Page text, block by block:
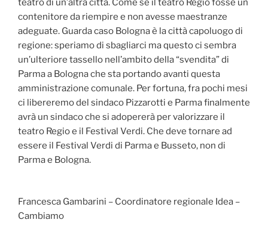
contenitore da riempire e non avesse maestranze
adeguate. Guarda caso Bologna è la città capoluogo di
regione: speriamo di sbagliarci ma questo ci sembra
un’ulteriore tassello nell’ambito della “svendita” di
Parma a Bologna che sta portando avanti questa
amministrazione comunale. Per fortuna, fra pochi mesi
ci libereremo del sindaco Pizzarotti e Parma finalmente
avrà un sindaco che si adopererà per valorizzare il
teatro Regio e il Festival Verdi. Che deve tornare ad
essere il Festival Verdi di Parma e Busseto, non di
Parma e Bologna.
Francesca Gambarini – Coordinatore regionale Idea –
Cambiamo